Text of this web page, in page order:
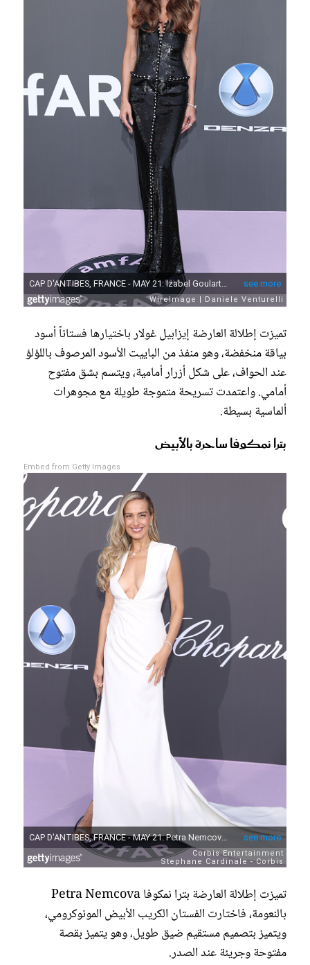
تميزت إطلالة العارضة إيزابيل غولار باختيارها فستاناً أسود
بياقة منخفضة، وهو منفذ من الباييت الأسود المرصوف باللؤلؤ
عند الحواف، على شكل أزرار أمامية، ويتسم بشق مفتوح
أمامي. واعتمدت تسريحة متموجة طويلة مع مجوهرات
ألماسية بسيطة.
بترا نمكوفا ساحرة بالأبيض
Embed from Getty Images
تميزت إطلالة العارضة بترا نمكوفا Petra Nemcova
بالنعومة، فاختارت الفستان الكريب الأبيض المونوكرومي،
ويتميز بتصميم مستقيم ضيق طويل، وهو يتميز بقصة
مفتوحة وجريئة عند الصدر.